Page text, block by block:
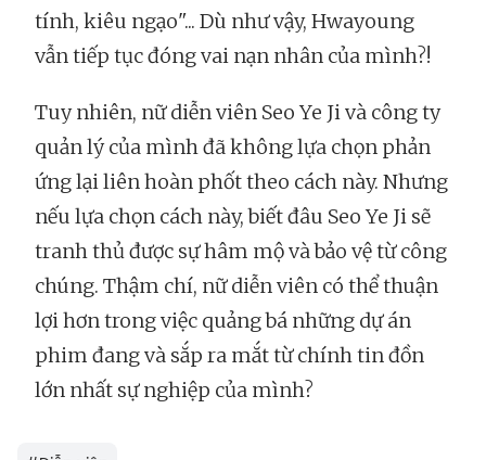
tính, kiêu ngạo"... Dù như vậy, Hwayoung
vẫn tiếp tục đóng vai nạn nhân của mình?!
Tuy nhiên, nữ diễn viên Seo Ye Ji và công ty
quản lý của mình đã không lựa chọn phản
ứng lại liên hoàn phốt theo cách này. Nhưng
nếu lựa chọn cách này, biết đâu Seo Ye Ji sẽ
tranh thủ được sự hâm mộ và bảo vệ từ công
chúng. Thậm chí, nữ diễn viên có thể thuận
lợi hơn trong việc quảng bá những dự án
phim đang và sắp ra mắt từ chính tin đồn
lớn nhất sự nghiệp của mình?